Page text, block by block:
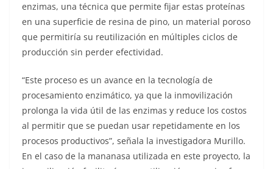
enzimas, una técnica que permite fijar estas proteínas
en una superficie de resina de pino, un material poroso
que permitiría su reutilización en múltiples ciclos de
producción sin perder efectividad.
“Este proceso es un avance en la tecnología de
procesamiento enzimático, ya que la inmovilización
prolonga la vida útil de las enzimas y reduce los costos
al permitir que se puedan usar repetidamente en los
procesos productivos”, señala la investigadora Murillo.
En el caso de la mananasa utilizada en este proyecto, la